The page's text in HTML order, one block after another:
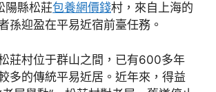
陽縣松莊包養網價錢村，來自上海的
孫迎盈在平易近宿前臺任務。
莊村位于群山之間，已有600多年
多的傳統平易近居。近年來，得益